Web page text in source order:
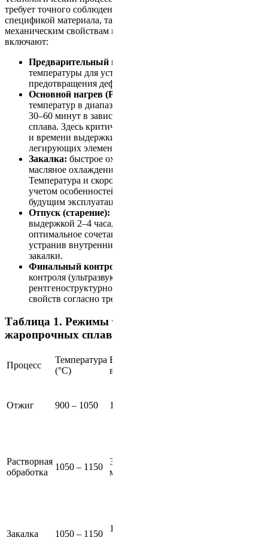
требует точного соблюдения режимов, определяемых как
спецификой материала, так и конечными требованиями к
механическим свойствам изделия. Основные этапы
включают:
Предварительный нагрев:
температуры для устранения термических шоков и
предотвращения деформаций.
Основной нагрев (Растворная обработка):
температур в диапазоне 1050–1150 °C с выдержкой от
30–60 минут в зависимости от химического состава
сплава. Здесь критически важен контроль температуры
и времени выдержки для полного растворения
легирующих элементов.
Закалка: быстрое охлаждение (вода или специальное
масляное охлаждение) для формирования нужной фазы.
Температура и скорость охлаждения подбираются с
учетом особенностей сплава и требований к его
будущим эксплуатационным характеристикам.
Отпуск (старение):
выдержкой 2–4 часа, что позволяет сформировать
оптимальное сочетание твёрдости и пластичности,
устранив внутренние напряжения, возникающие после
закалки.
Финальный контроль:
контроля (ультразвукового, магнитного,
рентгеноструктурного) и проверка механических
свойств согласно требованиям ГОСТ.
Таблица 1. Режимы термической обработки
жаропрочных сплавов
Процесс
Температура
(°C)
Время
выдержки
Отжиг 900 – 1050 1 – 2 часа
Растворная
обработка
1050 – 1150
30 – 60
минут
Закалка 1050 – 1150
10 – 30